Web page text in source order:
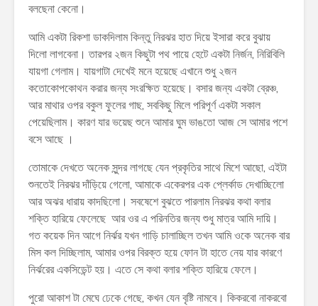
বলছেনা কেনো।
আমি একটা রিকশা ডাকদিলাম কিন্তু নিরঝর হাত দিয়ে ইসারা করে বুঝায়
দিলো লাগবেনা। তারপর ২জন কিছুটা পথ পায়ে হেটে একটা নির্জন, নিরিবিলি
যায়গা গেলাম। যায়গাটা দেখেই মনে হয়েছে এখানে শুধু ২জন
কতোকোপকোথন করার জন্য সংরক্ষিত হয়েছে। বসার জন্য একটা ব্রেঞ্চ,
আর মাথার ওপর বকুল ফুলের গাছ, সবকিছু মিলে পরিপূর্ণ একটা সকাল
পেয়েছিলাম। কারণ যার ভয়েছ শুনে আমার ঘুম ভাঙতো আজ সে আমার পশে
বসে আছে ।
তোমাকে দেখতে অনেক সুন্দর লাগছে যেন প্রকৃতির সাথে মিশে আছো, এইটা
শুনতেই নিরঝর দাঁড়িয়ে গেলো, আমাকে একেরপর এক প্লের্কাড দেখাচ্ছিলো
আর অঝর ধারায় কাদছিলো। সবষেশে বুঝতে পারলাম নিরঝর কথা বলার
শক্তি হারিয়ে ফেলেছে আর ওর এ পরিনতির জন্য শুধু মাত্র আমি দায়ি।
গত কয়েক দিন আগে নির্ঝর যখন গাড়ি চালাচ্ছিল তখন আমি ওকে অনেক বার
মিস কল দিচ্ছিলাম, আমার ওপর বিরক্ত হয়ে ফোন টা হাতে নেয় যার কারণে
নির্ঝরের একসিডেন্ট হয়। এতে সে কথা বলার শক্তি হারিয়ে ফেলে।
পুরো আকাশ টা মেঘে ঢেকে গেছে, কখন যেন বৃষ্টি নামবে। কিকরবো নাকরবো